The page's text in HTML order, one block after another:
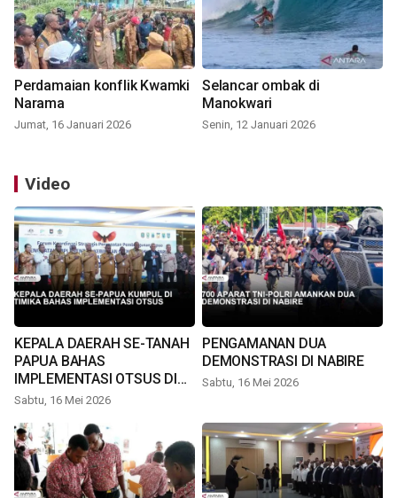
Perdamaian konflik Kwamki
Narama
Jumat, 16 Januari 2026
Selancar ombak di
Manokwari
Senin, 12 Januari 2026
Video
KEPALA DAERAH SE-TANAH
PAPUA BAHAS
IMPLEMENTASI OTSUS DI
TIMIKA
Sabtu, 16 Mei 2026
PENGAMANAN DUA
DEMONSTRASI DI NABIRE
Sabtu, 16 Mei 2026